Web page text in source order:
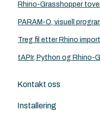
Rhino-Grasshopper
PARAM-O, visuell
Treg fil etter Rhino import
tAPIr, Python og Rhino-
Kontakt oss
Installering